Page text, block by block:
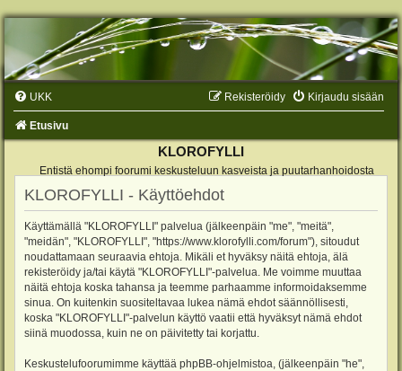
UKK Kirjaudu sisään
Rekisteröidy
Etusivu
KLOROFYLLI
Entistä ehompi foorumi keskusteluun kasveista ja puutarhanhoidosta
KLOROFYLLI - Käyttöehdot
Käyttämällä "KLOROFYLLI" palvelua (jälkeenpäin "me", "meitä",
"meidän", "KLOROFYLLI", "https://www.klorofylli.com/forum"), sitoudut
noudattamaan seuraavia ehtoja. Mikäli et hyväksy näitä ehtoja, älä
rekisteröidy ja/tai käytä "KLOROFYLLI"-palvelua. Me voimme muuttaa
näitä ehtoja koska tahansa ja teemme parhaamme informoidaksemme
sinua. On kuitenkin suositeltavaa lukea nämä ehdot säännöllisesti,
koska "KLOROFYLLI"-palvelun käyttö vaatii että hyväksyt nämä ehdot
siinä muodossa, kuin ne on päivitetty tai korjattu.
Keskustelufoorumimme käyttää phpBB-ohjelmistoa, (jälkeenpäin "he",